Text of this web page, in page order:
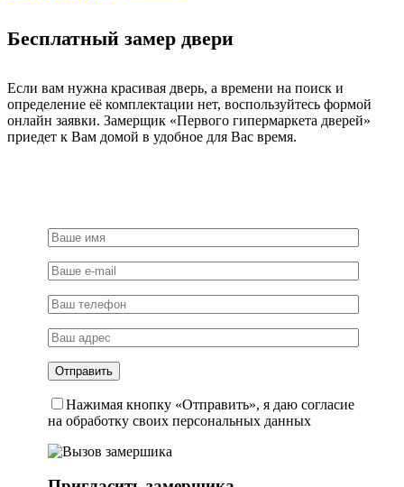
Бесплатный замер двери
Если вам нужна красивая дверь, а времени на поиск и
определение её комплектации нет, воспользуйтесь формой
онлайн заявки. Замерщик «Первого гипермаркета дверей»
приедет к Вам домой в удобное для Вас время.
Нажимая кнопку «Отправить», я даю согласие
на обработку своих персональных данных